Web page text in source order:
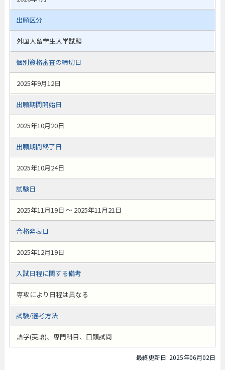
出願区分
外国人留学生入学試験
個別資格審査の締切日
2025年9月12日
出願期間開始日
2025年10月20日
出願期間終了日
2025年10月24日
試験日
2025年11月19日 ～ 2025年11月21日
合格発表日
2025年12月19日
入試日程に関する備考
専攻により日程は異なる
試験/選考方法
語学(英語)、専門科目、口頭試問
最終更新日: 2025年06月02日